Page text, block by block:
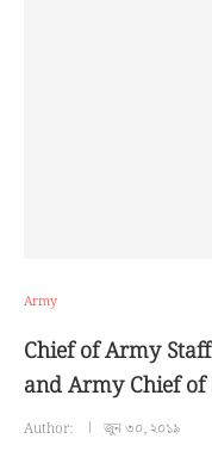
Army
Chief of Army
and Army Chief
Author: জুন ৩০, ২০১৯